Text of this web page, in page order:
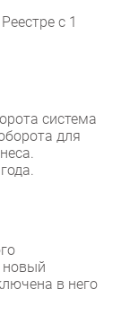
с 1
система
для
в него